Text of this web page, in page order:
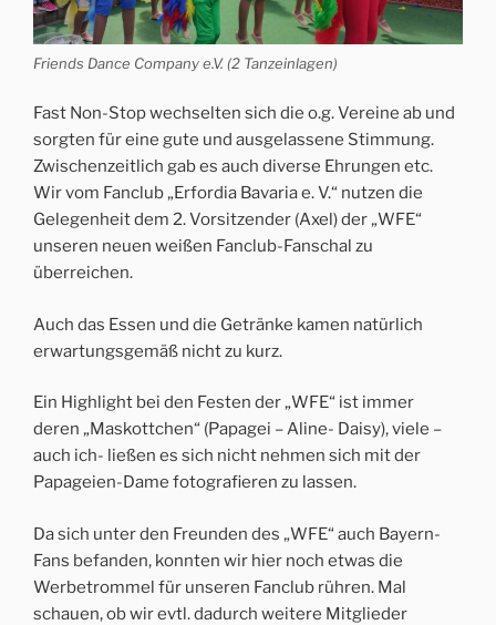
Friends Dance Company e.V. (2 Tanzeinlagen)
Fast Non-Stop wechselten sich die o.g. Vereine ab und
sorgten für eine gute und ausgelassene Stimmung.
Zwischenzeitlich gab es auch diverse Ehrungen etc.
Wir vom Fanclub „Erfordia Bavaria e. V.“ nutzen die
Gelegenheit dem 2. Vorsitzender (Axel) der „WFE“
unseren neuen weißen Fanclub-Fanschal zu
überreichen.
Auch das Essen und die Getränke kamen natürlich
erwartungsgemäß nicht zu kurz.
Ein Highlight bei den Festen der „WFE“ ist immer
deren „Maskottchen“ (Papagei – Aline- Daisy), viele –
auch ich- ließen es sich nicht nehmen sich mit der
Papageien-Dame fotografieren zu lassen.
Da sich unter den Freunden des „WFE“ auch Bayern-
Fans befanden, konnten wir hier noch etwas die
Werbetrommel für unseren Fanclub rühren. Mal
schauen, ob wir evtl. dadurch weitere Mitglieder